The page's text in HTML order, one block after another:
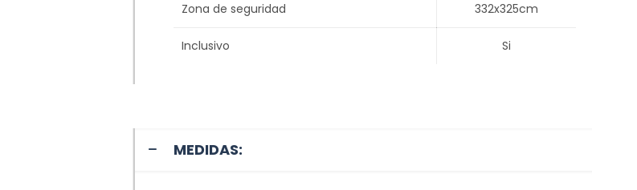
Zona de seguridad 332x325cm
Inclusivo Si
MEDIDAS: